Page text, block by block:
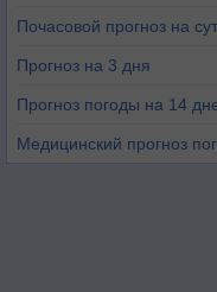
Почасовой прогноз на
Прогноз на 3 дня
Прогноз погоды на 14
Медицинский прогноз